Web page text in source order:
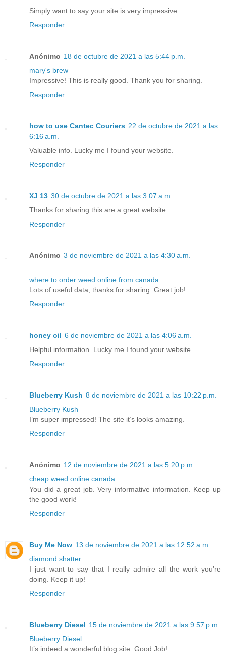
Simply want to say your site is very impressive.
Responder
Anónimo 18 de octubre de 2021 a las 5:44 p.m.
mary's brew
Impressive! This is really good. Thank you for sharing.
Responder
how to use Cantec Couriers 22 de octubre de 2021 a las
6:16 a.m.
Valuable info. Lucky me I found your website.
Responder
XJ 13 30 de octubre de 2021 a las 3:07 a.m.
Thanks for sharing this are a great website.
Responder
Anónimo 3 de noviembre de 2021 a las 4:30 a.m.
where to order weed online from canada
Lots of useful data, thanks for sharing. Great job!
Responder
honey oil 6 de noviembre de 2021 a las 4:06 a.m.
Helpful information. Lucky me I found your website.
Responder
Blueberry Kush 8 de noviembre de 2021 a las 10:22 p.m.
Blueberry Kush
I’m super impressed! The site it’s looks amazing.
Responder
Anónimo 12 de noviembre de 2021 a las 5:20 p.m.
cheap weed online canada
You did a great job. Very informative information. Keep up
the good work!
Responder
Buy Me Now 13 de noviembre de 2021 a las 12:52 a.m.
diamond shatter
I just want to say that I really admire all the work you’re
doing. Keep it up!
Responder
Blueberry Diesel 15 de noviembre de 2021 a las 9:57 p.m.
Blueberry Diesel
It’s indeed a wonderful blog site. Good Job!